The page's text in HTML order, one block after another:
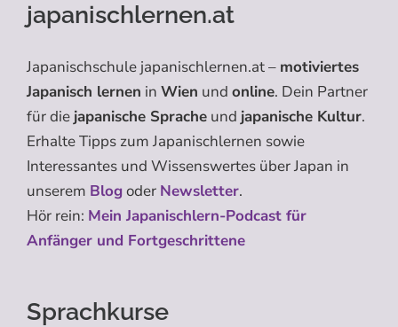
japanischlernen.at
Japanischschule japanischlernen.at – motiviertes
Japanisch lernen in Wien und online. Dein Partner
für die japanische Sprache und japanische Kultur.
Erhalte Tipps zum Japanischlernen sowie
Interessantes und Wissenswertes über Japan in
unserem Blogoder Newsletter.
Hör rein: Mein Japanischlern-Podcast für
Anfänger und Fortgeschrittene
Sprachkurse